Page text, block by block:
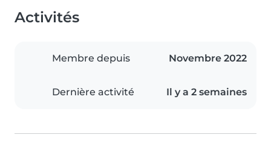
Activités
Membre depuis Novembre 2022
Dernière activité Il y a 2 semaines